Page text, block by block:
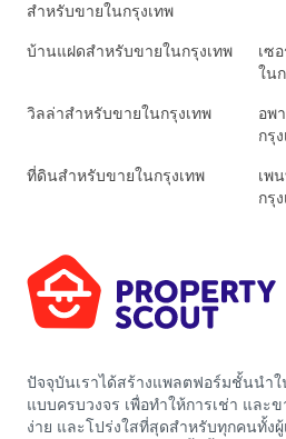
สำหรับขายในกรุงเทพ
บ้านแฝดสำหรับขายในกรุงเทพ
เซ
ใน
วิลล่าสำหรับขายในกรุงเทพ
อพ
กรุ
ที่ดินสำหรับขายในกรุงเทพ
เพ
กรุ
ปัจจุบันเราได้สร้างแพลตฟอร์มชั้นนำใ
แบบครบวงจร เพื่อทำให้การเช่า และ
ง่าย และโปร่งใสที่สุดสำหรับทุกคนทั้ง